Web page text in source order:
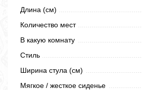
Длина (см)
Количество мест
В какую комнату
Стиль
Ширина стула (см)
Мягкое / жесткое сиденье